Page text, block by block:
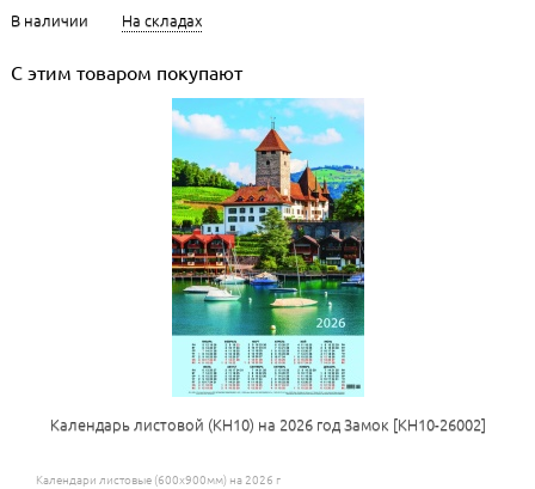
В наличии На складах
С этим товаром покупают
Календарь листовой (КН10) на 2026 год Замок [КН10-26002]
Календари листовые (600х900мм) на 2026 г